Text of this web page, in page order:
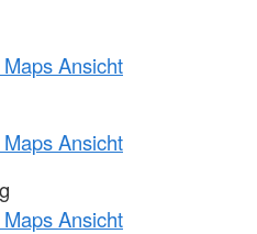
Ansicht
Ansicht
Ansicht